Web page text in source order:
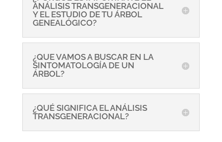
ANÁLISIS TRANSGENERACIONAL
Y EL ESTUDIO DE TU ÁRBOL
GENEALÓGICO?
¿QUE VAMOS A BUSCAR EN LA
SINTOMATOLOGÍA DE UN
ÁRBOL?
¿QUÉ SIGNIFICA EL ANÁLISIS
TRANSGENERACIONAL?